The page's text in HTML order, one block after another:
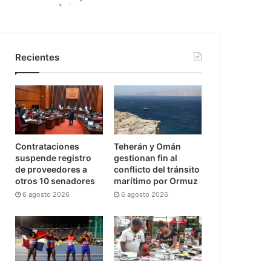
Recientes
Contrataciones
suspende registro
de proveedores a
otros 10 senadores
6 agosto 2026
Teherán y Omán
gestionan fin al
conflicto del tránsito
marítimo por Ormuz
6 agosto 2026